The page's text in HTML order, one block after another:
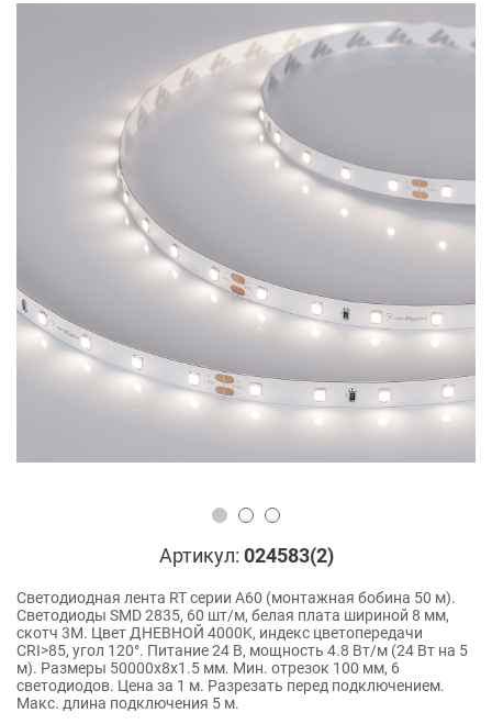
Артикул: 024583(2)
Светодиодная лента RT серии A60 (монтажная бобина 50 м).
Светодиоды SMD 2835, 60 шт/м, белая плата шириной 8 мм,
скотч 3M. Цвет ДНЕВНОЙ 4000K, индекс цветопередачи
CRI>85, угол 120°. Питание 24 В, мощность 4.8 Вт/м (24 Вт на 5
м). Размеры 50000x8x1.5 мм. Мин. отрезок 100 мм, 6
светодиодов. Цена за 1 м. Разрезать перед подключением.
Макс. длина подключения 5 м.